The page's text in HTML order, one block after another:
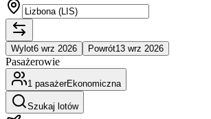
Wylot6 wrz 2026 Powrót13 wrz 2026
Pasażerowie
1 pasażerEkonomiczna
Szukaj lotów